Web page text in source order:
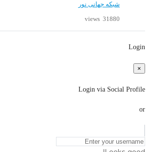
شبکه جهانی نور
31880 views
Login
×
Login via Social Profile
or